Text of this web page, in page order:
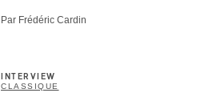
Par Frédéric Cardin
INTERVIEW
CLASSIQUE